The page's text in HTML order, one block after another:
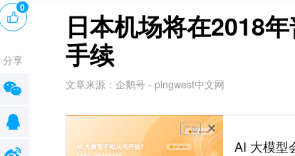
日本机场将在2018
手续
文章来源： 企鹅号 - pingwest中文网
广告
AI 大模型
0
分享